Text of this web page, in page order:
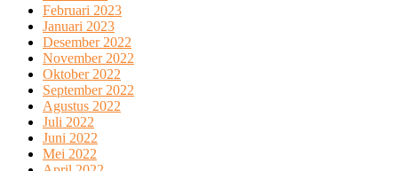
Februari 2023
Januari 2023
Desember 2022
November 2022
Oktober 2022
September 2022
Agustus 2022
Juli 2022
Juni 2022
Mei 2022